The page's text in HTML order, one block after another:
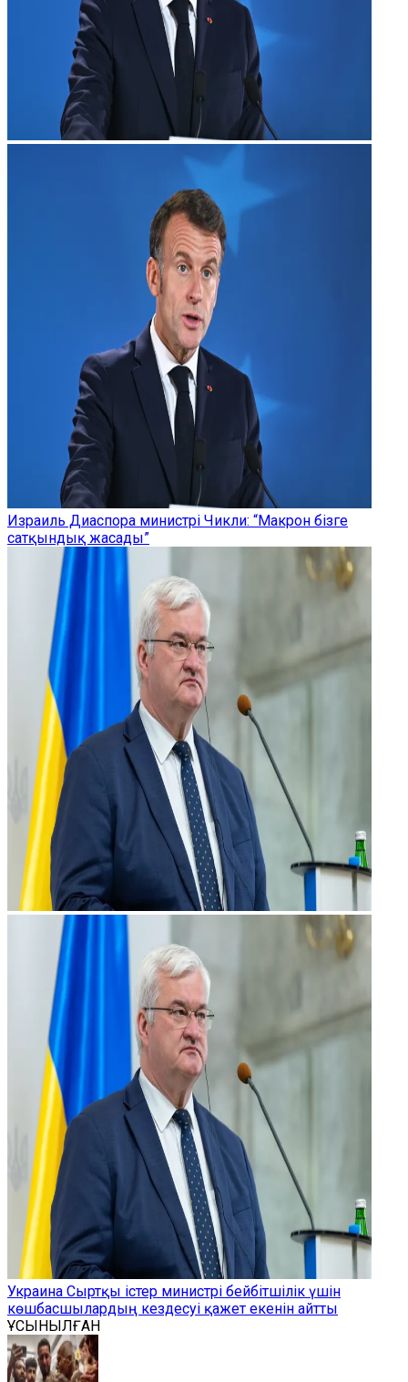
Израиль Диаспора министрі Чикли: “Макрон бізге
сатқындық жасады”
Украина Сыртқы істер министрі бейбітшілік үшін
көшбасшылардың кездесуі қажет екенін айтты
ҰСЫНЫЛҒАН